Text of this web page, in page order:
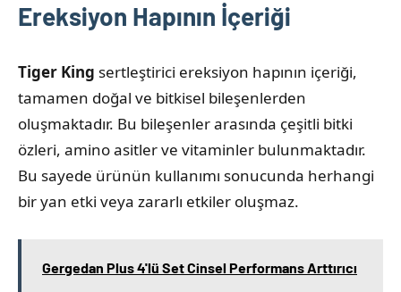
Ereksiyon Hapının İçeriği
Tiger King sertleştirici ereksiyon hapının içeriği,
tamamen doğal ve bitkisel bileşenlerden
oluşmaktadır. Bu bileşenler arasında çeşitli bitki
özleri, amino asitler ve vitaminler bulunmaktadır.
Bu sayede ürünün kullanımı sonucunda herhangi
bir yan etki veya zararlı etkiler oluşmaz.
Gergedan Plus 4'lü Set Cinsel Performans Arttırıcı